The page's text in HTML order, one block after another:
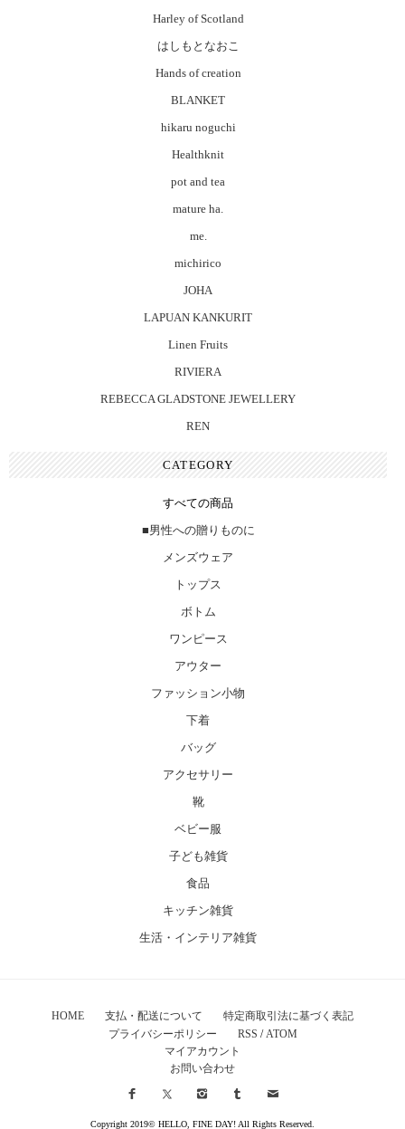
Harley of Scotland
はしもとなおこ
Hands of creation
BLANKET
hikaru noguchi
Healthknit
pot and tea
mature ha.
me.
michirico
JOHA
LAPUAN KANKURIT
Linen Fruits
RIVIERA
REBECCA GLADSTONE JEWELLERY
REN
CATEGORY
すべての商品
■男性への贈りものに
メンズウェア
トップス
ボトム
ワンピース
アウター
ファッション小物
下着
バッグ
アクセサリー
靴
ベビー服
子ども雑貨
食品
キッチン雑貨
生活・インテリア雑貨
HOME 支払・配送について
特定商取引法に基づく表記
プライバシーポリシー
RSS /ATOM
マイアカウント
お問い合わせ
Copyright 2019© HELLO, FINE DAY! All Rights Reserved.